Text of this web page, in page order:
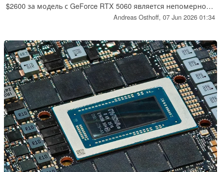
$2600 за модель с GeForce RTX 5060 является непомерно
высокой. Такова новая реальность или новая Yoga просто
Andreas Osthoff, 07 Jun 2026 01:34